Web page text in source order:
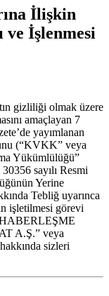
İlişkin
İşlenmesi
gizliliği olmak üzere
amaçlayan 7
yayımlanan
(“KVKK” veya
Yükümlülüğü”
sayılı Resmi
Yerine
Tebliğ uyarınca
işletilmesi görevi
A.Ş.” veya
sizleri